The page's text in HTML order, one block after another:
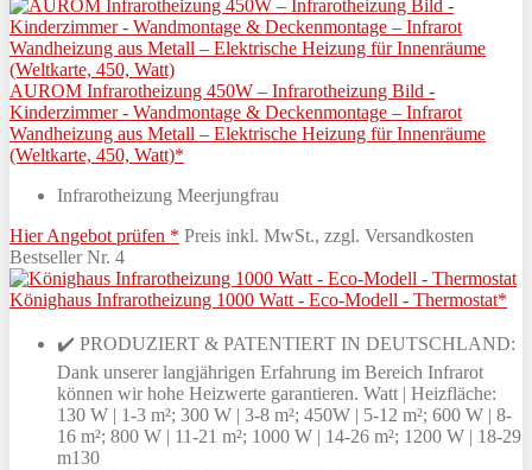
AUROM Infrarotheizung 450W – Infrarotheizung Bild -
Kinderzimmer - Wandmontage & Deckenmontage – Infrarot
Wandheizung aus Metall – Elektrische Heizung für Innenräume
(Weltkarte, 450, Watt)*
Infrarotheizung Meerjungfrau
Hier Angebot prüfen * Preis inkl. MwSt., zzgl. Versandkosten
Bestseller Nr. 4
Könighaus Infrarotheizung 1000 Watt - Eco-Modell - Thermostat*
✔️ PRODUZIERT & PATENTIERT IN DEUTSCHLAND:
Dank unserer langjährigen Erfahrung im Bereich Infrarot
können wir hohe Heizwerte garantieren. Watt | Heizfläche:
130 W | 1-3 m²; 300 W | 3-8 m²; 450W | 5-12 m²; 600 W | 8-
16 m²; 800 W | 11-21 m²; 1000 W | 14-26 m²; 1200 W | 18-29
m130